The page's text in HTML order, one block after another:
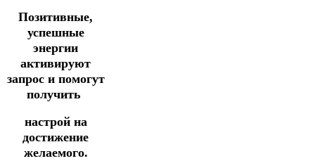
Позитивные,
успешные
энергии
активируют
запрос и помогут
получить
настрой на
достижение
желаемого.